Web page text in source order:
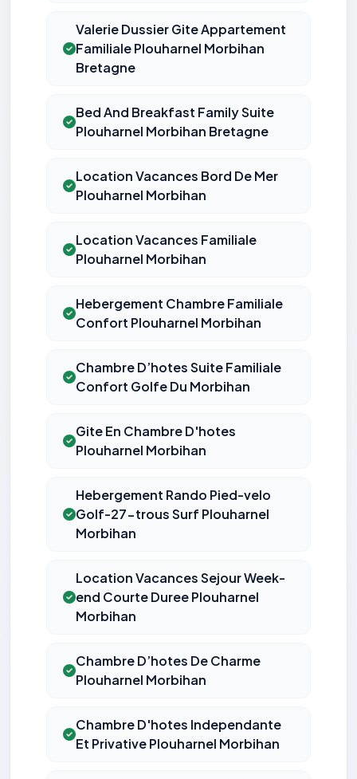
Valerie Dussier Gite Appartement
Familiale Plouharnel Morbihan
Bretagne
Bed And Breakfast Family Suite
Plouharnel Morbihan Bretagne
Location Vacances Bord De Mer
Plouharnel Morbihan
Location Vacances Familiale
Plouharnel Morbihan
Hebergement Chambre Familiale
Confort Plouharnel Morbihan
Chambre D’hotes Suite Familiale
Confort Golfe Du Morbihan
Gite En Chambre D'hotes
Plouharnel Morbihan
Hebergement Rando Pied-velo
Golf-27-trous Surf Plouharnel
Morbihan
Location Vacances Sejour Week-
end Courte Duree Plouharnel
Morbihan
Chambre D’hotes De Charme
Plouharnel Morbihan
Chambre D'hotes Independante
Et Privative Plouharnel Morbihan